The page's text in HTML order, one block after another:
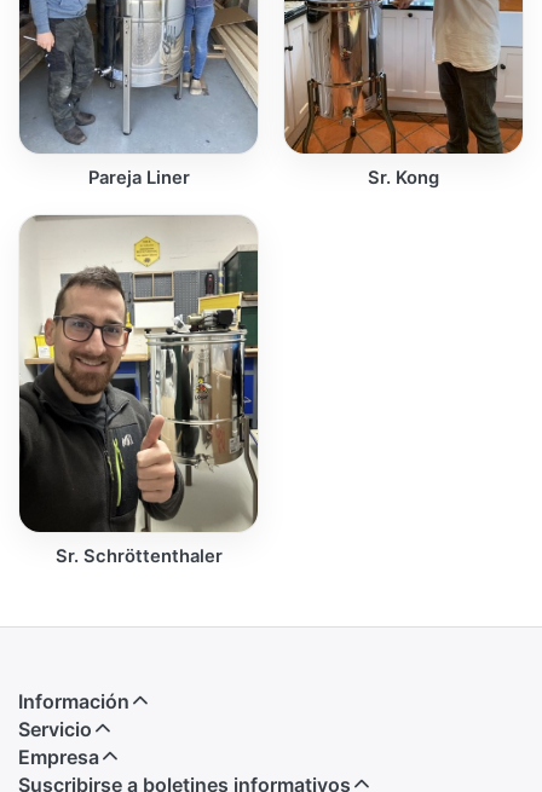
Pareja Liner Sr. Kong
Sr. Schröttenthaler
Información
Servicio
Empresa
Suscribirse a boletines informativos